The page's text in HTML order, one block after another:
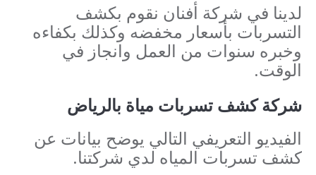
لدينا في شركة أفنان نقوم بكشف
التسربات بأسعار مخفضه وكذلك بكفاءه
وخبره سنوات من العمل وانجاز في
الوقت.
شركة كشف تسربات مياة بالرياض
الفيديو التعريفي التالي يوضح بيانات عن
كشف تسربات المياه لدي شركتنا.